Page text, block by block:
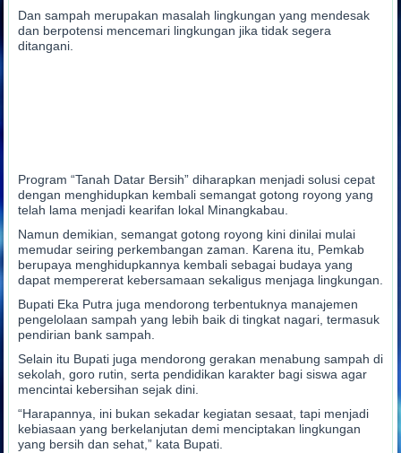
Dan sampah merupakan masalah lingkungan yang mendesak
dan berpotensi mencemari lingkungan jika tidak segera
ditangani.
Program “Tanah Datar Bersih” diharapkan menjadi solusi cepat
dengan menghidupkan kembali semangat gotong royong yang
telah lama menjadi kearifan lokal Minangkabau.
Namun demikian, semangat gotong royong kini dinilai mulai
memudar seiring perkembangan zaman. Karena itu, Pemkab
berupaya menghidupkannya kembali sebagai budaya yang
dapat mempererat kebersamaan sekaligus menjaga lingkungan.
Bupati Eka Putra juga mendorong terbentuknya manajemen
pengelolaan sampah yang lebih baik di tingkat nagari, termasuk
pendirian bank sampah.
Selain itu Bupati juga mendorong gerakan menabung sampah di
sekolah, goro rutin, serta pendidikan karakter bagi siswa agar
mencintai kebersihan sejak dini.
“Harapannya, ini bukan sekadar kegiatan sesaat, tapi menjadi
kebiasaan yang berkelanjutan demi menciptakan lingkungan
yang bersih dan sehat,” kata Bupati.